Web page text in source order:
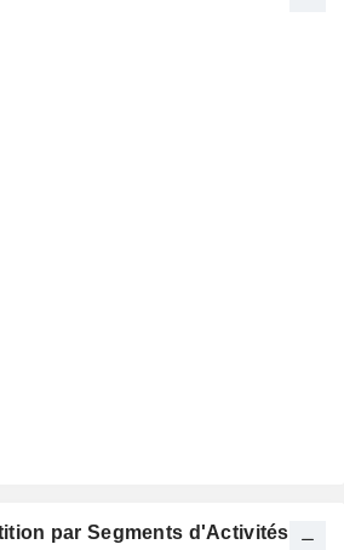
par Segments d'Activités